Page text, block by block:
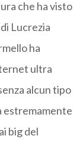
che ha visto
Lucrezia
ha
ultra
alcun tipo
estremamente
big del